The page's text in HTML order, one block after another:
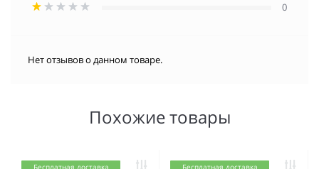
0
Нет отзывов о данном товаре.
Похожие товары
Бесплатная доставка
Бесплатная доставка